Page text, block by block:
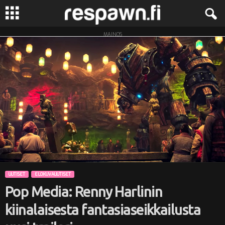
R
e
p
a
w
MAINOS
UUTISET ELOKUVAUUTISET
Pop Media: Renny Harlinin
kiinalaisesta fantasiaseikkailusta